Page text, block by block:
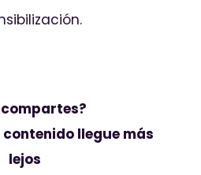
compartes?
llegue más
lejos